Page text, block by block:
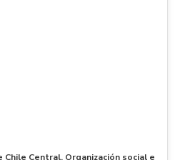
Chile Central. Organización social e